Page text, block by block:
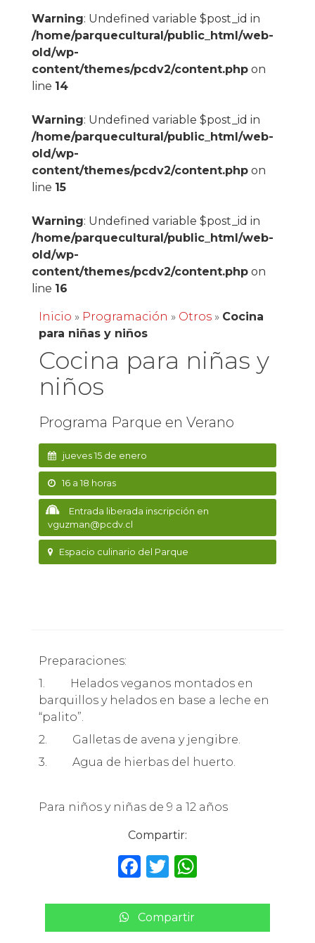
Warning: Undefined variable $post_id in
/home/parquecultural/public_html/web-
old/wp-
content/themes/pcdv2/content.phpon
line 14
Warning: Undefined variable $post_id in
/home/parquecultural/public_html/web-
old/wp-
content/themes/pcdv2/content.phpon
line 15
Warning: Undefined variable $post_id in
/home/parquecultural/public_html/web-
old/wp-
content/themes/pcdv2/content.phpon
line 16
Inicio » Programación » Otros» Cocina
para niñas y niños
Cocina para niñas y
niños
Programa Parque en Verano
jueves 15 de enero
16 a 18 horas
Entrada liberada inscripción en
vguzman@pcdv.cl
Espacio culinario del Parque
Preparaciones:
1. Helados veganos montados en
barquillos y helados en base a leche en
“palito”.
2. Galletas de avena y jengibre.
3. Agua de hierbas del huerto.
Para niños y niñas de 9 a 12 años
Compartir:
F
c
e
T
it
te
W
a
ts
Compartir